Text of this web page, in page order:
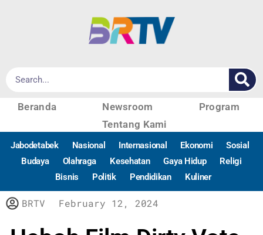
Beranda Newsroom
Program
Tentang Kami
Jabodetabek Nasional Internasional Ekonomi
Sosial
Budaya
Olahraga Kesehatan Gaya Hidup
Religi
Bisnis
Politik Pendidikan Kuliner
BRTV February 12, 2024